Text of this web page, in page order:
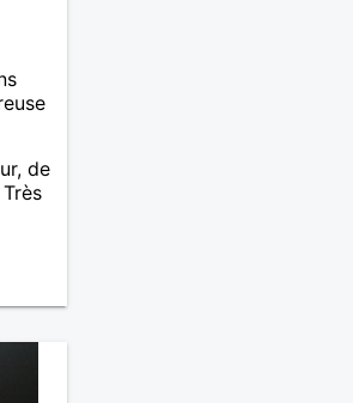
de